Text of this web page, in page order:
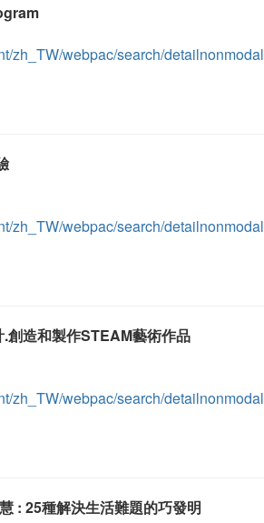
zh_TW/webpac/search/
zh_TW/webpac/search/
創造和製作STEAM藝術作品
zh_TW/webpac/search/
: 25種解決生活難題的巧發明